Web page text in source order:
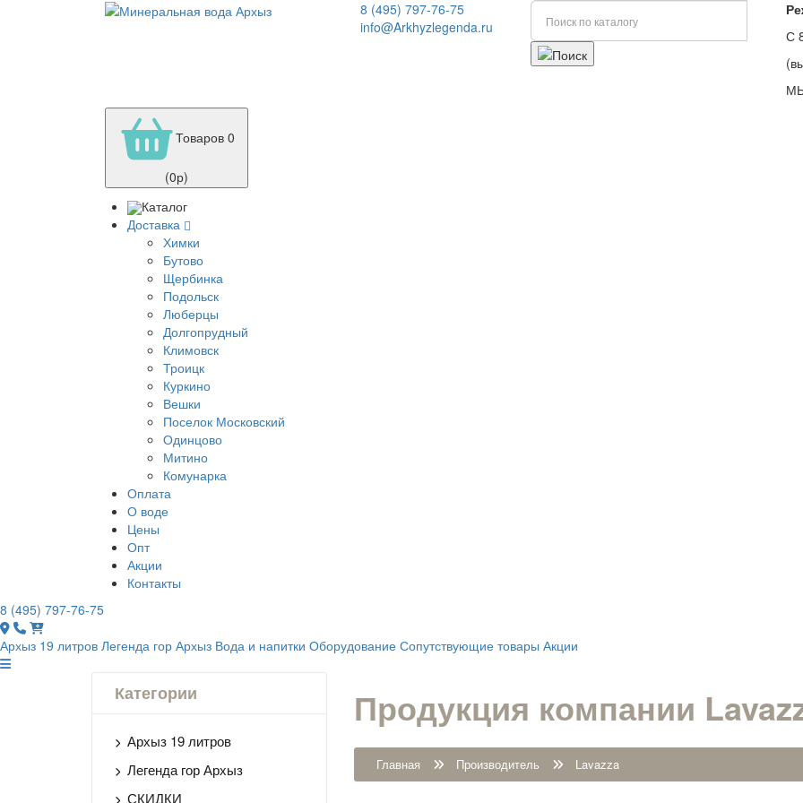
8 (495) 797-76-75
info@Arkhyzlegenda.ru
С
Товаров 0
(0р)
Каталог
Доставка
Химки
Бутово
Щербинка
Подольск
Люберцы
Долгопрудный
Климовск
Троицк
Куркино
Вешки
Поселок Московский
Одинцово
Митино
Комунарка
Оплата
О воде
Цены
Опт
Акции
Контакты
8 (495) 797-76-75
Архыз 19 литров Легенда гор Архыз Вода и напитки Оборудование Сопутствующие товары Акции
Категории
Архыз 19 литров
Легенда гор Архыз
СКИДКИ
Продукция компании
Главная Производитель Lavazza